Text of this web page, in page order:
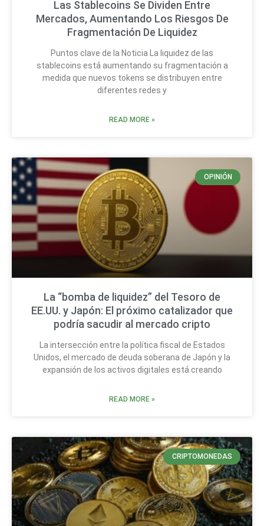
Las Stablecoins Se Dividen Entre
Mercados, Aumentando Los Riesgos De
Fragmentación De Liquidez
Puntos clave de la Noticia La liquidez de las
stablecoins está aumentando su fragmentación a
medida que nuevos tokens se distribuyen entre
diferentes redes y
READ MORE »
OPINIÓN
La “bomba de liquidez” del Tesoro de
EE.UU. y Japón: El próximo catalizador que
podría sacudir al mercado cripto
La intersección entre la política fiscal de Estados
Unidos, el mercado de deuda soberana de Japón y la
expansión de los activos digitales está creando
READ MORE »
CRIPTOMONEDAS